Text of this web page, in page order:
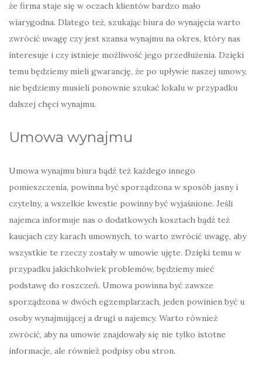
że firma staje się w oczach klientów bardzo mało
wiarygodna. Dlatego też, szukając biura do wynajęcia warto
zwrócić uwagę czy jest szansa wynajmu na okres, który nas
interesuje i czy istnieje możliwość jego przedłużenia. Dzięki
temu będziemy mieli gwarancję, że po upływie naszej umowy,
nie będziemy musieli ponownie szukać lokalu w przypadku
dalszej chęci wynajmu.
Umowa wynajmu
Umowa wynajmu biura bądź też każdego innego
pomieszczenia, powinna być sporządzona w sposób jasny i
czytelny, a wszelkie kwestie powinny być wyjaśnione. Jeśli
najemca informuje nas o dodatkowych kosztach bądź też
kaucjach czy karach umownych, to warto zwrócić uwagę, aby
wszystkie te rzeczy zostały w umowie ujęte. Dzięki temu w
przypadku jakichkolwiek problemów, będziemy mieć
podstawę do roszczeń. Umowa powinna być zawsze
sporządzona w dwóch egzemplarzach, jeden powinien być u
osoby wynajmującej a drugi u najemcy. Warto również
zwrócić, aby na umowie znajdowały się nie tylko istotne
informacje, ale również podpisy obu stron.